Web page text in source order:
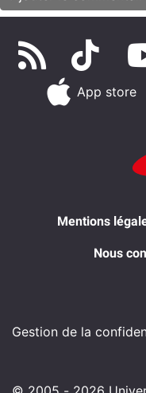
App store
Mentions
Nous
Gestion de la